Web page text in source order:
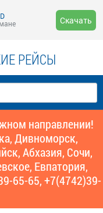
Скачать
РЕЙСЫ
направлении!
Дивноморск,
Абхазия, Сочи,
Евпатория,
65-65, +7(4742)39-